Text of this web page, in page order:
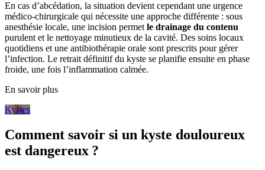
En cas d’abcédation, la situation devient cependant une urgence
médico-chirurgicale qui nécessite une approche différente : sous
anesthésie locale, une incision permet le drainage du contenu
purulent et le nettoyage minutieux de la cavité. Des soins locaux
quotidiens et une antibiothérapie orale sont prescrits pour gérer
l’infection. Le retrait définitif du kyste se planifie ensuite en phase
froide, une fois l’inflammation calmée.
En savoir plus
Kystes
Comment savoir si un kyste douloureux
est dangereux ?